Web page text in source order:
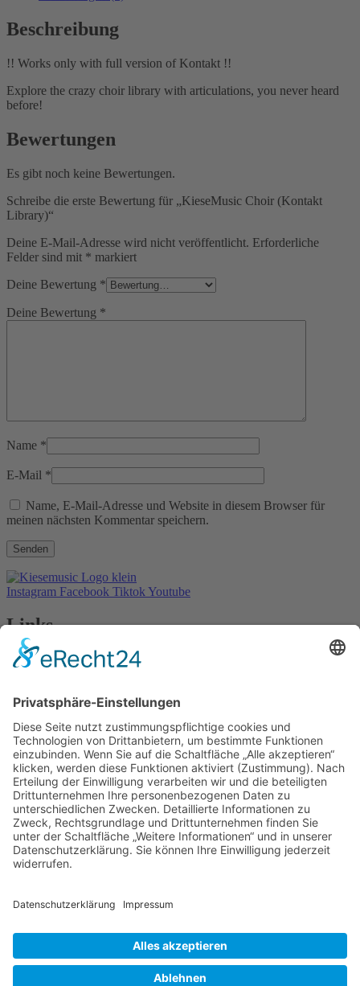
Beschreibung
!! Works only with full version of Kontakt !!
Explore the crazy choir library with articulations, you never heard
before!
Bewertungen
Es gibt noch keine Bewertungen.
Schreibe die erste Bewertung für „KieseMusic Choir (Kontakt
Library)“
Deine E-Mail-Adresse wird nicht veröffentlicht. Erforderliche
Felder sind mit * markiert
Deine Bewertung *
Deine Bewertung *
Name *
E-Mail *
Name, E-Mail-Adresse und Website in diesem Browser für
meinen nächsten Kommentar speichern.
Instagram Facebook Tiktok Youtube
Links
Home
Datenschutzerklärung
Home
Kontakt
Impressum
Datenschutzerklärung
Kontakt
Adresse:
Mobil | WhatsApp:
0176 / 55699584
E-Mail